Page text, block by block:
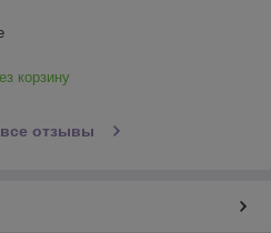
корзину
отзывы